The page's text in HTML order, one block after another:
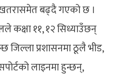
खतरासमेत बढ्दै गएको छ ।
कक्षा ११, १२ सिध्याउँछन्
जिल्ला प्रशासनमा ठूलै भीड,
लाइनमा हुन्छन्,